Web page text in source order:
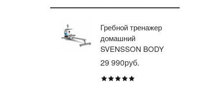
Гребной тренажер
домашний
SVENSSON BODY
LABS WHEELO
29 990руб.